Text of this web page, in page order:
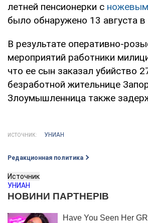
летней пенсионерки с
было обнаружено 13 августа в
В результате оперативно-
мероприятий работники
что ее сын заказал убийство
безработной жительнице
Злоумышленница также
ИСТОЧНИК: УНИАН
Редакционная политика
Источник
УНИАН